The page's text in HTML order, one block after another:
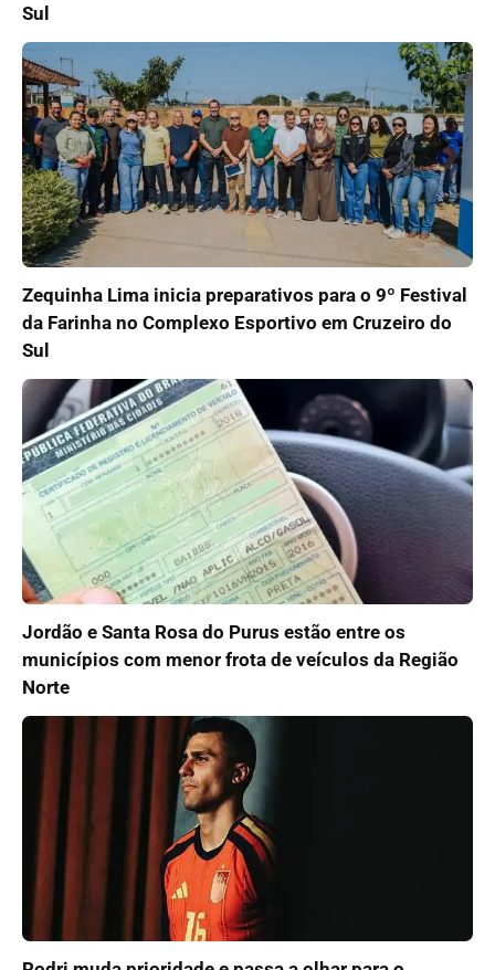
Sul
Zequinha Lima inicia preparativos para o 9º Festival
da Farinha no Complexo Esportivo em Cruzeiro do
Sul
Jordão e Santa Rosa do Purus estão entre os
municípios com menor frota de veículos da Região
Norte